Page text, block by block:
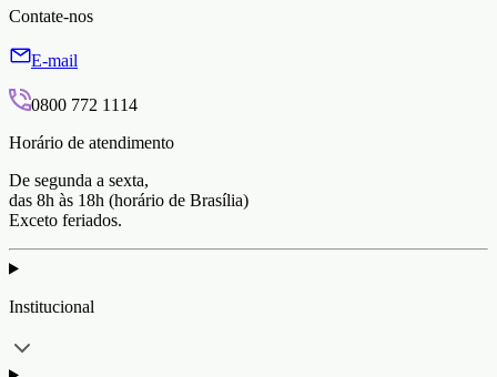
Contate-nos
E-mail
0800 772 1114
Horário de atendimento
De segunda a sexta,
das 8h às 18h (horário de Brasília)
Exceto feriados.
Institucional